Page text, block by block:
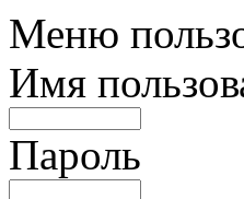
Меню
Имя
Пароль